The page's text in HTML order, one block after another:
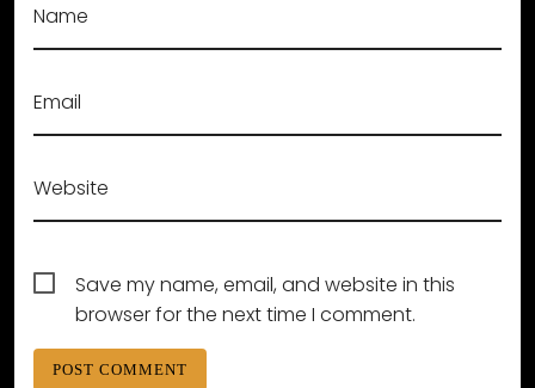
Name
Email
Website
Save my name, email, and website in this
browser for the next time I comment.